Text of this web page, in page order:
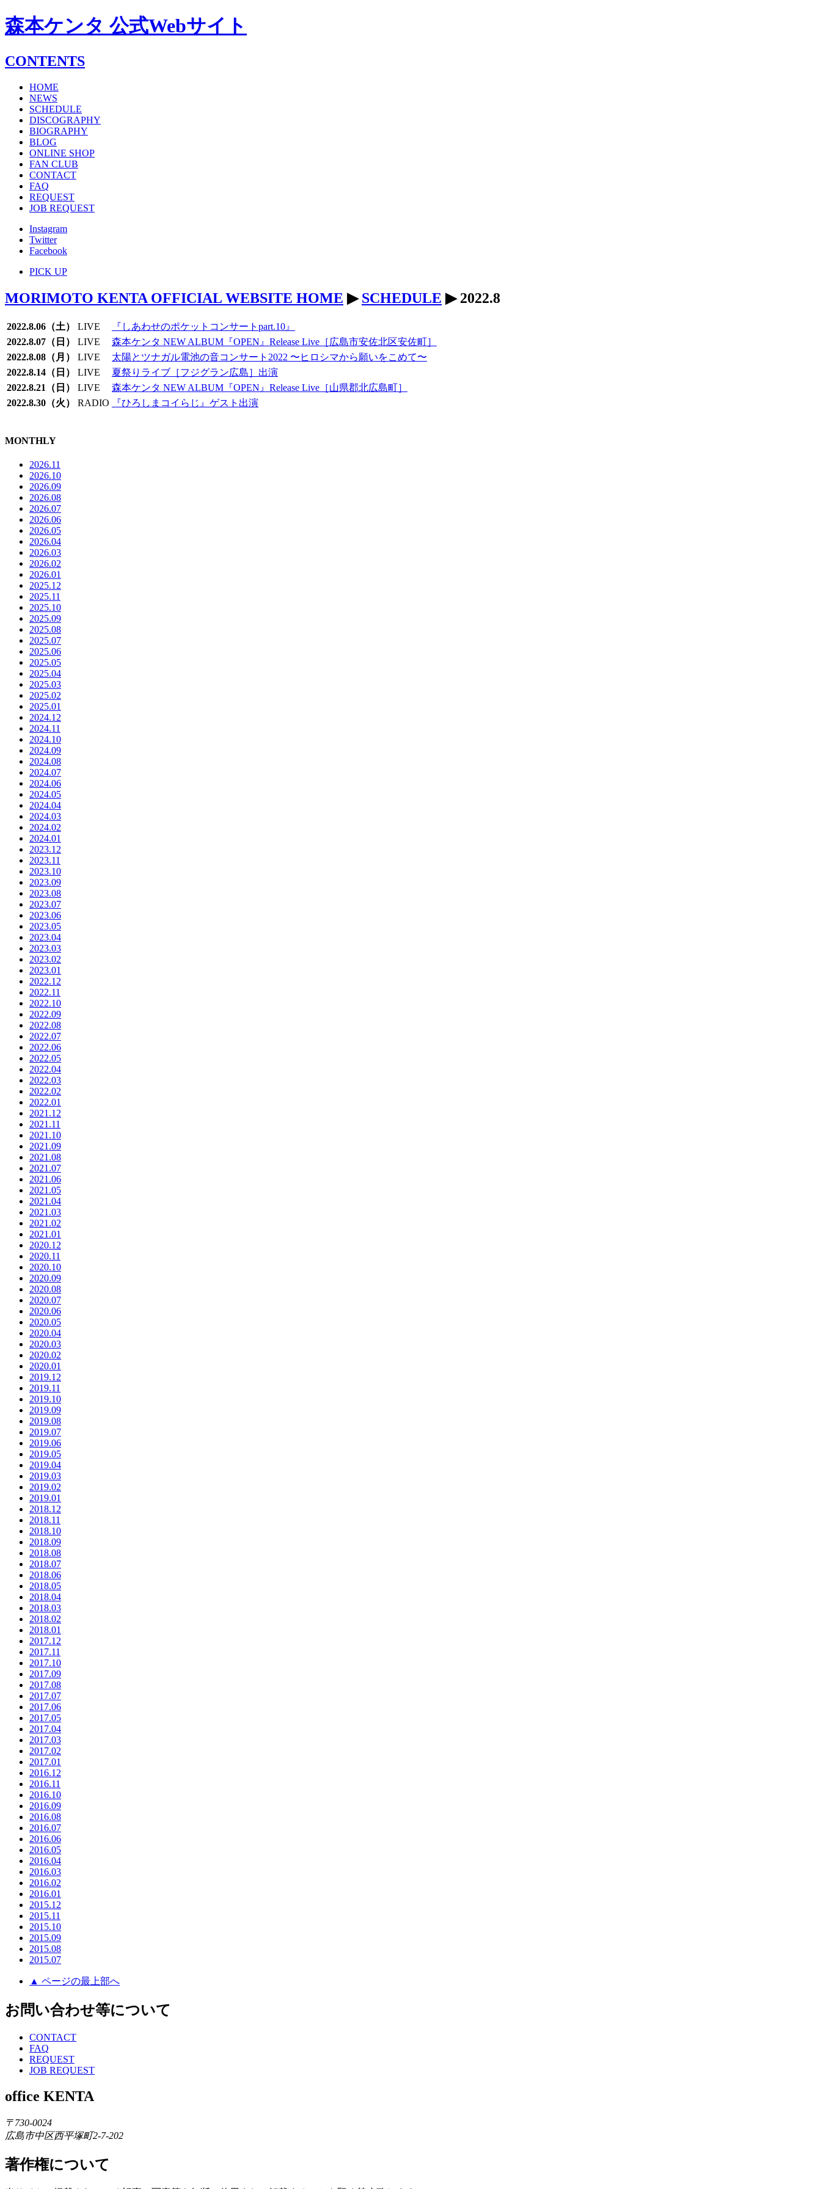
森本ケンタ 公式Webサイト
CONTENTS
HOME
NEWS
SCHEDULE
DISCOGRAPHY
BIOGRAPHY
BLOG
ONLINE SHOP
FAN CLUB
CONTACT
FAQ
REQUEST
JOB REQUEST
Instagram
Twitter
Facebook
PICK UP
MORIMOTO KENTA OFFICIAL WEBSITE HOME ▶SCHEDULE ▶ 2022.8
2022.8.06（土） LIVE
『しあわせのポケットコンサートpart.10』
2022.8.07（日）
LIVE
森本ケンタ NEW ALBUM『OPEN』Release Live［広島市安佐北区安佐町］
2022.8.08（月）
LIVE
太陽とツナガル電池の音コンサート2022 〜ヒロシマから願いをこめて〜
2022.8.14（日）
LIVE
夏祭りライブ［フジグラン広島］出演
2022.8.21（日）
LIVE
森本ケンタ NEW ALBUM『OPEN』Release Live［山県郡北広島町］
2022.8.30（火）
RADIO 『ひろしまコイらじ』ゲスト出演
MONTHLY
2026.11
2026.10
2026.09
2026.08
2026.07
2026.06
2026.05
2026.04
2026.03
2026.02
2026.01
2025.12
2025.11
2025.10
2025.09
2025.08
2025.07
2025.06
2025.05
2025.04
2025.03
2025.02
2025.01
2024.12
2024.11
2024.10
2024.09
2024.08
2024.07
2024.06
2024.05
2024.04
2024.03
2024.02
2024.01
2023.12
2023.11
2023.10
2023.09
2023.08
2023.07
2023.06
2023.05
2023.04
2023.03
2023.02
2023.01
2022.12
2022.11
2022.10
2022.09
2022.08
2022.07
2022.06
2022.05
2022.04
2022.03
2022.02
2022.01
2021.12
2021.11
2021.10
2021.09
2021.08
2021.07
2021.06
2021.05
2021.04
2021.03
2021.02
2021.01
2020.12
2020.11
2020.10
2020.09
2020.08
2020.07
2020.06
2020.05
2020.04
2020.03
2020.02
2020.01
2019.12
2019.11
2019.10
2019.09
2019.08
2019.07
2019.06
2019.05
2019.04
2019.03
2019.02
2019.01
2018.12
2018.11
2018.10
2018.09
2018.08
2018.07
2018.06
2018.05
2018.04
2018.03
2018.02
2018.01
2017.12
2017.11
2017.10
2017.09
2017.08
2017.07
2017.06
2017.05
2017.04
2017.03
2017.02
2017.01
2016.12
2016.11
2016.10
2016.09
2016.08
2016.07
2016.06
2016.05
2016.04
2016.03
2016.02
2016.01
2015.12
2015.11
2015.10
2015.09
2015.08
2015.07
▲ ページの最上部へ
お問い合わせ等について
CONTACT
FAQ
REQUEST
JOB REQUEST
office KENTA
〒730-0024
広島市中区西平塚町2-7-202
著作権について